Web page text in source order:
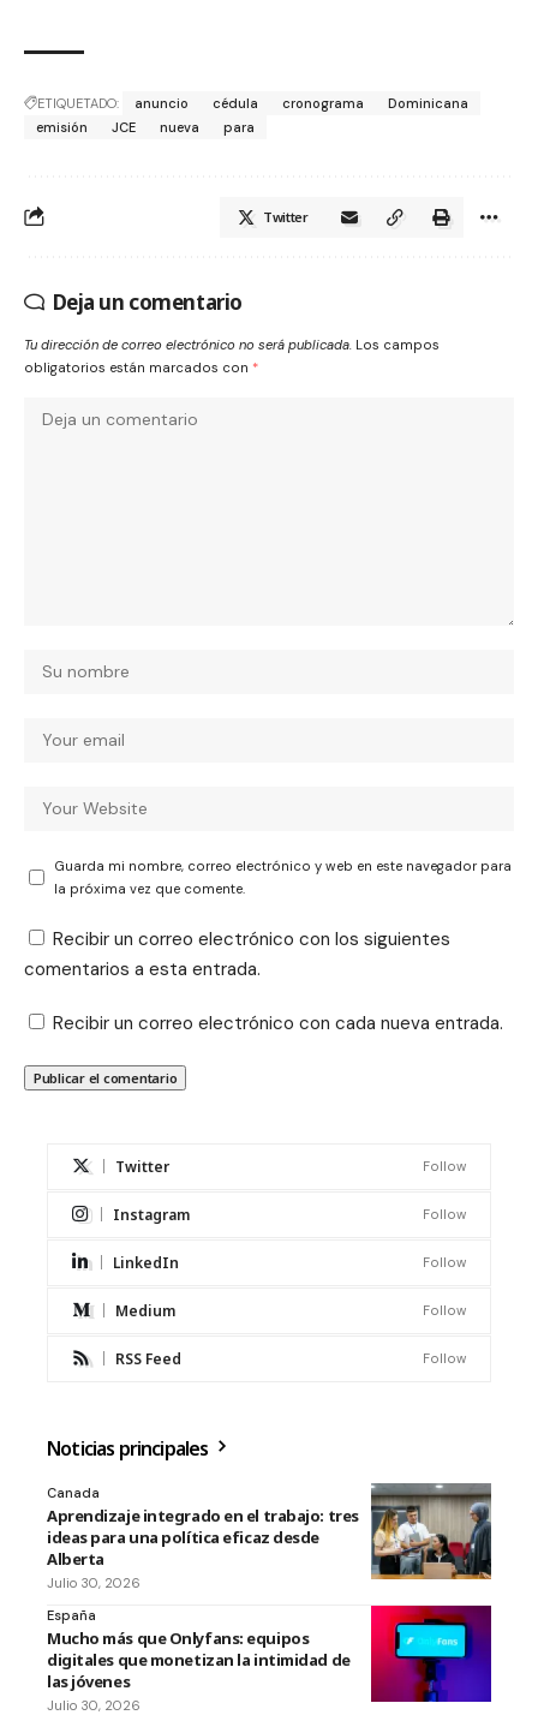
ETIQUETADO: anuncio cédula cronograma
Dominicana
emisión
JCE nueva para
Twitter
Deja un comentario
Tu dirección de correo electrónico no será publicada. Los campos
obligatorios están marcados con *
Guarda mi nombre, correo electrónico y web en este navegador para
la próxima vez que comente.
Recibir un correo electrónico con los siguientes
comentarios a esta entrada.
Recibir un correo electrónico con cada nueva entrada.
Twitter Follow
Instagram Follow
LinkedIn Follow
Medium Follow
RSS Feed Follow
Noticias principales
Canada
Aprendizaje integrado en el trabajo: tres
ideas para una política eficaz desde
Alberta
Julio 30, 2026
España
Mucho más que Onlyfans: equipos
digitales que monetizan la intimidad de
las jóvenes
Julio 30, 2026